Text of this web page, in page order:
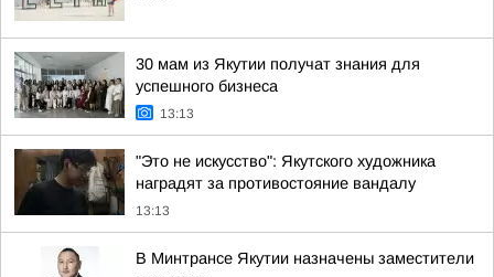
30 мам из Якутии получат знания для
успешного бизнеса
13:13
"Это не искусство": Якутского художника
наградят за противостояние вандалу
13:13
В Минтрансе Якутии назначены заместители